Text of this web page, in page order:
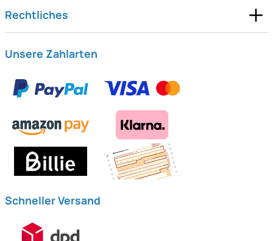
Rechtliches
Unsere Zahlarten
Schneller Versand